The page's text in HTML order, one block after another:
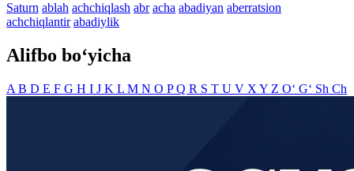
Saturn ablah achchiqlash abr acha abadiyan aberratsion
achchiqlantir abadiylik
Alifbo bo‘yicha
A B D E F G H I J K L M N O PQ R S T U V X Y Z O‘ G‘ Sh Ch